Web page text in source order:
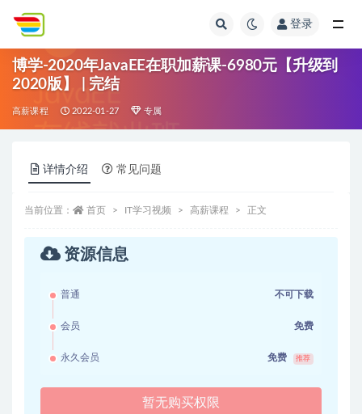
登录
博学-2020年JavaEE在职加薪课-6980元【升级到
2020版】 | 完结
高薪课程 2022-01-27 专属
详情介绍 常见问题
当前位置： 首页 IT学习视频 高薪课程 正文
资源信息
普通 不可下载
会员 免费
永久会员 免费 推荐
暂无购买权限